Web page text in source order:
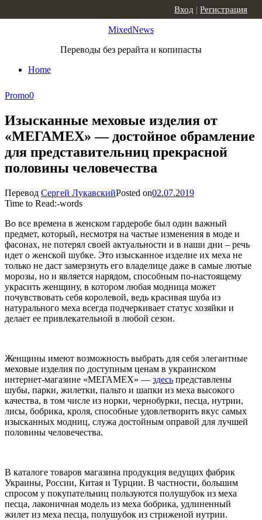
MixedNews
Переводы без рерайта и копипасты
Home
Вход | Регистрация
Promo0
Изысканные меховые изделия от
«МЕГАМЕХ» — достойное обрамление
для представительниц прекрасной
половины человечества
Перевод Сергей ЛукавскийPosted on02.07.2019
Time to Read:-words
Во все времена в женском гардеробе был один важный
предмет, который, несмотря на частые изменения в моде и
фасонах, не потерял своей актуальности и в наши дни – речь
идет о женской шубке. Это изысканное изделие их меха не
только не даст замерзнуть его владелице даже в самые лютые
морозы, но и является нарядом, способным по-настоящему
украсить женщину, в котором любая модница может
почувствовать себя королевой, ведь красивая шуба из
натурального меха всегда подчеркивает статус хозяйки и
делает ее привлекательной в любой сезон.
Женщины имеют возможность выбрать для себя элегантные
меховые изделия по доступным ценам в украинском
интернет-магазине «МЕГАМЕХ» — здесь представлены
шубы, парки, жилетки, пальто и шапки из меха высокого
качества, в том числе из норки, чернобурки, песца, нутрии,
лисы, бобрика, кроля, способные удовлетворить вкус самых
изысканных модниц, служа достойным оправой для лучшей
половины человечества.
В каталоге товаров магазина продукция ведущих фабрик
Украины, России, Китая и Турции. В частности, большим
спросом у покупательниц пользуются полушубок из меха
песца, лаконичная модель из меха бобрика, удлиненный
жилет из меха песца, полушубок из стриженой нутрии.